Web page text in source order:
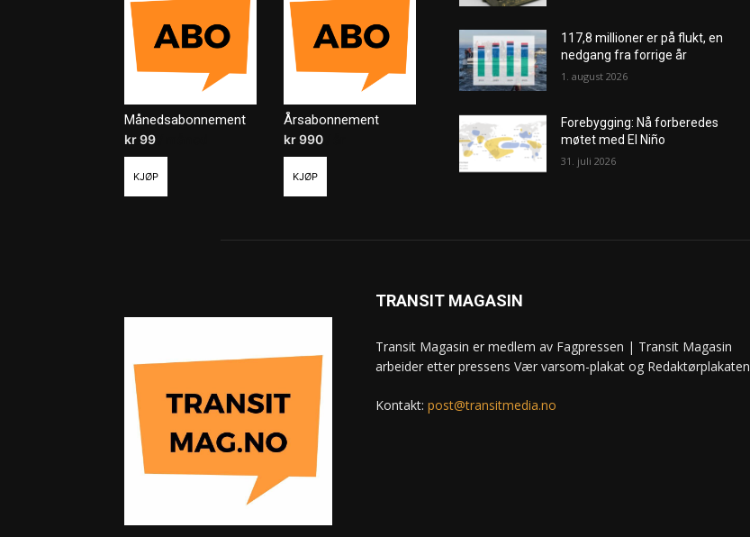
Månedsabonnement
kr99
KJØP
Årsabonnement
kr990
KJØP
117,8 millioner er på flukt, en
nedgang fra forrige år
1. august 2026
Forebygging: Nå forberedes
møtet med El Niño
31. juli 2026
TRANSIT MAGASIN
Transit Magasin er medlem av Fagpressen | Transit Magasin
arbeider etter pressens Vær varsom-plakat og Redaktørplakaten
Kontakt: post@transitmedia.no